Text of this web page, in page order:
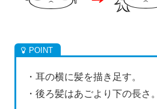
・耳の横に髪を描き足す。
・後ろ髪はあごより下の長さ。